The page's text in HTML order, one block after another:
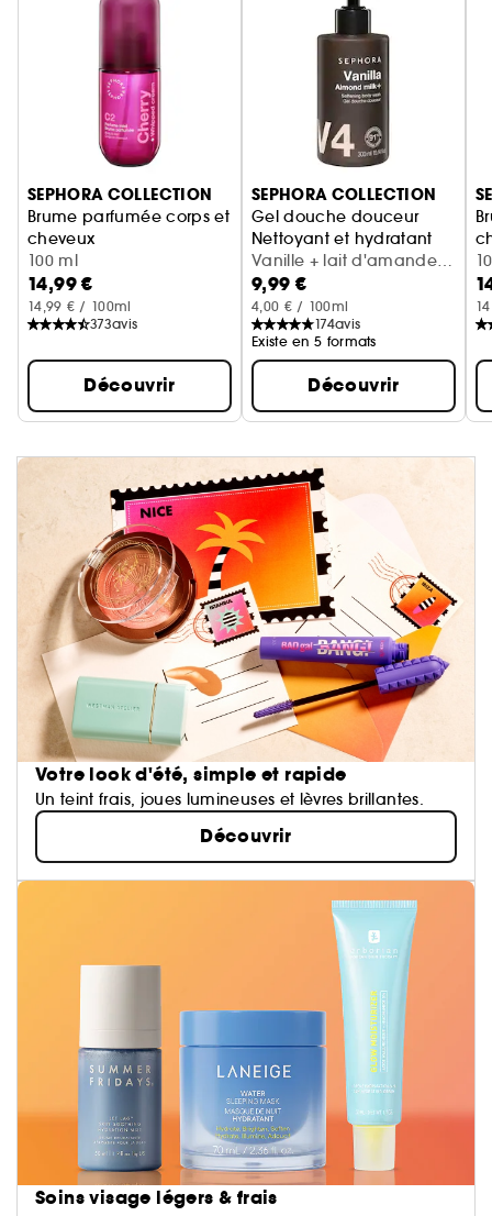
Ignorer le carrousel produits
SEPHORA COLLECTION
Brume parfumée corps et
cheveux
Cerise + crème fouettée
100 ml
14,99 €
14,99 € / 100ml
373avis
Découvrir
SEPHORA COLLECTION
Gel douche douceur
Nettoyant et hydratant
Vanille + lait d'amande
(300 ml)
9,99 €
4,00 € / 100ml
174avis
Existe en 5 formats
Découvrir
Votre look d'été, simple et rapide
Un teint frais, joues lumineuses et lèvres brillantes.
Découvrir
Soins visage légers & frais